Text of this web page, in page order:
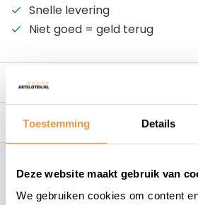
Toestemming Details
Deze website maakt gebruik van
We gebruiken cookies om content
Snelle levering
Niet goed = geld terug
Beschrijving
Reviews 0/10
Hoe kunnen wij je helpen?